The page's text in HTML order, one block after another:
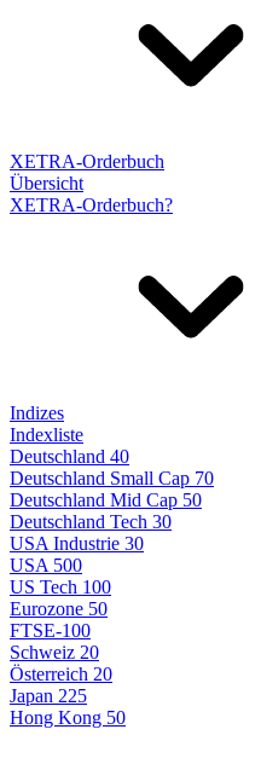
XETRA-Orderbuch
Übersicht
XETRA-Orderbuch?
Indizes
Indexliste
Deutschland 40
Deutschland Small Cap 70
Deutschland Mid Cap 50
Deutschland Tech 30
USA Industrie 30
USA 500
US Tech 100
Eurozone 50
FTSE-100
Schweiz 20
Österreich 20
Japan 225
Hong Kong 50